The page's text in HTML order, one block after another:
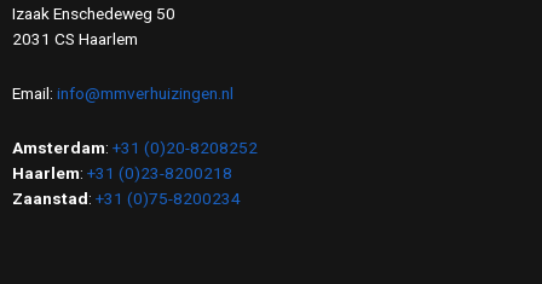
Izaak Enschedeweg 50
2031 CS Haarlem
Email: info@mmverhuizingen.nl
Amsterdam: +31 (0)20-8208252
Haarlem: +31 (0)23-8200218
Zaanstad: +31 (0)75-8200234